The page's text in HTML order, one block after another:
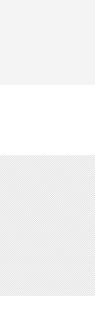
Infos zum
Stadt aus- /
in
S-Bahn